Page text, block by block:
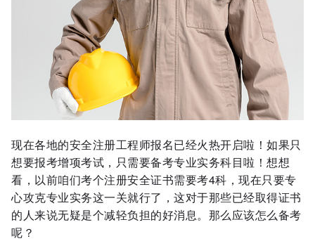
现在各地的安全注册工程师报名已经火热开启啦！如果只
想要报考增项考试，只需要备考专业实务科目啦！想想
看，以前咱们考个注册安全证书需要考4科，现在只要专
心攻克专业实务这一关就行了，这对于那些已经取得证书
的人来说无疑是个减轻负担的好消息。那么应该怎么备考
呢？